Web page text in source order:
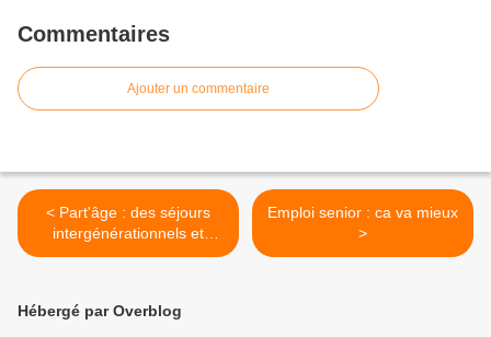
Commentaires
Ajouter un commentaire
< Part'âge : des séjours
intergénérationnels et
professionnels
Emploi senior : ca va mieux
>
Hébergé par Overblog